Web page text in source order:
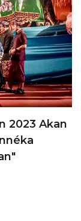
2023 Akan